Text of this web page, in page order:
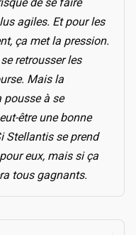
agiles. Et pour les
ça met la pression.
retrousser les
Mais la
pousse à se
être une bonne
Stellantis se prend
eux, mais si ça
tous gagnants.